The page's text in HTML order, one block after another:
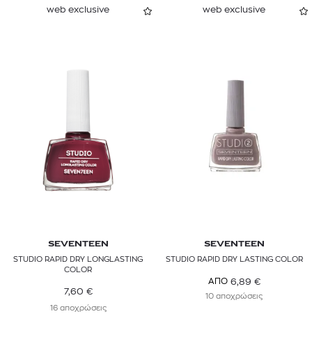
web exclusive
SEVENTEEN
STUDIO RAPID DRY LONGLASTING
COLOR
7,60 €
16 αποχρώσεις
web exclusive
SEVENTEEN
STUDIO RAPID DRY LASTING COLOR
ΑΠΟ 6,89 €
10 αποχρώσεις